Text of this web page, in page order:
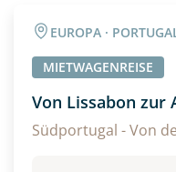
EUROPA ·
MIETWAGENREISE
Von Lissabon zur
Südportugal - Von
Alter